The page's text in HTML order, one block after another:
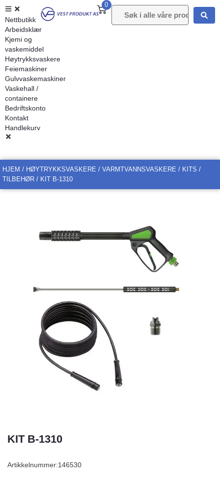
0
Nettbutikk
Arbeidsklær
Kjemi og
vaskemiddel
Høytrykksvaskere
Feiemaskiner
Gulvvaskemaskiner
Vaskehall /
containere
Bedriftskonto
Kontakt
Handlekurv
HJEM / HØYTRYKKSVASKERE / VARMTVANNSVASKERE / KITS /
TILBEHØR / KIT B-1310
KIT B-1310
Artikkelnummer:146530